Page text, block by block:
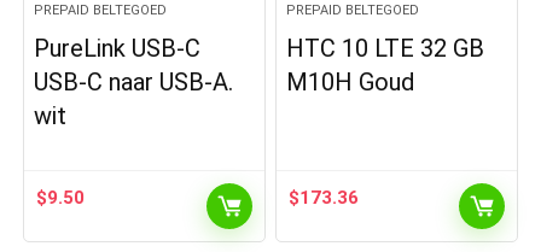
PREPAID BELTEGOED
PureLink USB-C
USB-C naar USB-A.
wit
$9.50
PREPAID BELTEGOED
HTC 10 LTE 32 GB
M10H Goud
$173.36